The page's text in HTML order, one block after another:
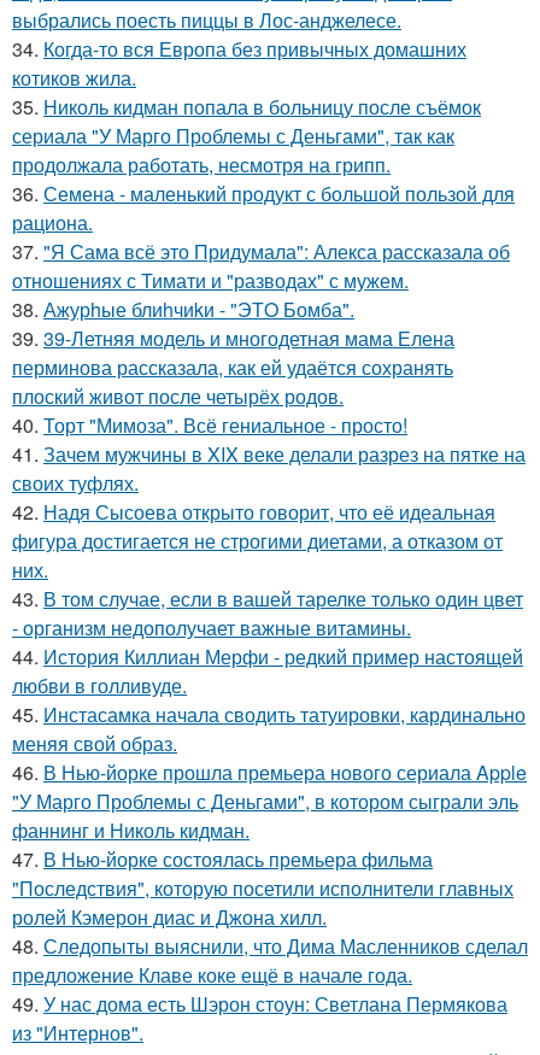
выбрались поесть пиццы в Лос-анджелесе.
34. Когда-то вся Европа без привычных домашних
котиков жила.
35. Николь кидман попала в больницу после съёмок
сериала "У Марго Проблемы с Деньгами", так как
продолжала работать, несмотря на грипп.
36. Семена - маленький продукт с большой пользой для
рациона.
37. "Я Сама всё это Придумала": Алекса рассказала об
отношениях с Тимати и "разводах" с мужем.
38. Ажурhые блиhчиkи - "ЭТO Бомба".
39. 39-Летняя модель и многодетная мама Елена
перминова рассказала, как ей удаётся сохранять
плоский живот после четырёх родов.
40. Торт "Мимоза". Всё гениальное - просто!
41. Зачем мужчины в XIX веке делали разрез на пятке на
своих туфлях.
42. Надя Сысоева открыто говорит, что её идеальная
фигура достигается не строгими диетами, а отказом от
них.
43. В том случае, если в вашей тарелке только один цвет
- организм недополучает важные витамины.
44. История Киллиан Мерфи - редкий пример настоящей
любви в голливуде.
45. Инстасамка начала сводить татуировки, кардинально
меняя свой образ.
46. В Нью-йорке прошла премьера нового сериала Apple
"У Марго Проблемы с Деньгами", в котором сыграли эль
фаннинг и Николь кидман.
47. В Нью-йорке состоялась премьера фильма
"Последствия", которую посетили исполнители главных
ролей Кэмерон диас и Джона хилл.
48. Следопыты выяснили, что Дима Масленников сделал
предложение Клаве коке ещё в начале года.
49. У нас дома есть Шэрон стоун: Светлана Пермякова
из "Интернов".